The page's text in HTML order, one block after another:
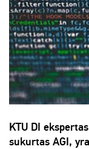
KTU DI
sukurtas AGI,